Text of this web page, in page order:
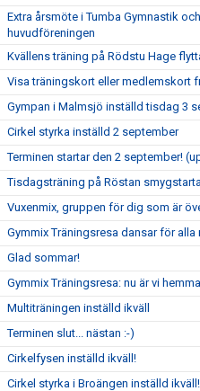
Extra årsmöte i Tumba Gymnastik
huvudföreningen
Kvällens träning på Rödstu Hage
Visa träningskort eller medlemskort
Gympan i Malmsjö inställd tisdag 3
Cirkel styrka inställd 2 september
Terminen startar den 2 september!
Tisdagsträning på Röstan
Vuxenmix, gruppen för dig som är
Gymmix Träningsresa dansar för
Glad sommar!
Gymmix Träningsresa: nu är vi
Multiträningen inställd ikväll
Terminen slut... nästan :-)
Cirkelfysen inställd ikväll!
Cirkel styrka i Broängen inställd ikväll!